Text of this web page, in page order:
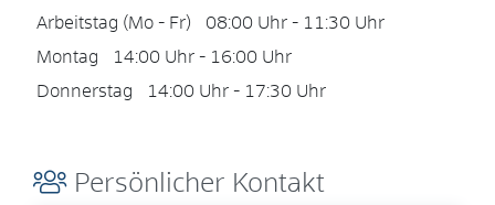
Arbeitstag (Mo - Fr) 08:00 Uhr - 11:30 Uhr
Montag
14:00 Uhr - 16:00 Uhr
Donnerstag
14:00 Uhr - 17:30 Uhr
Persönlicher Kontakt